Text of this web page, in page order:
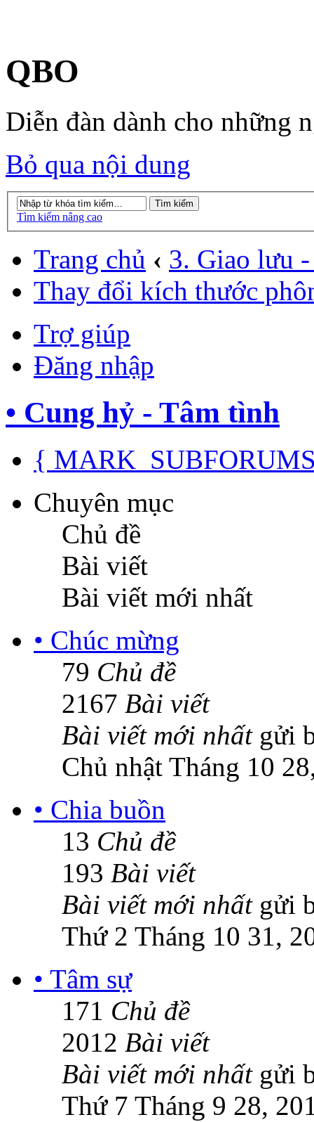
QBO
Diễn đàn dành cho những
Bỏ qua nội dung
Tìm kiếm nâng cao
Trang chủ ‹ 3. Giao lưu
Thay đổi kích thước
Trợ giúp
Đăng nhập
• Cung hỷ - Tâm tình
{
Chuyên mục
Chủ đề
Bài viết
Bài viết mới nhất
• Chúc mừng
79 Chủ đề
2167 Bài viết
Bài viết mới nhấtgửi
Chủ nhật Tháng 10
• Chia buồn
13 Chủ đề
193 Bài viết
Bài viết mới nhấtgửi
Thứ 2 Tháng 10 31,
• Tâm sự
171 Chủ đề
2012 Bài viết
Bài viết mới nhấtgửi
Thứ 7 Tháng 9 28,